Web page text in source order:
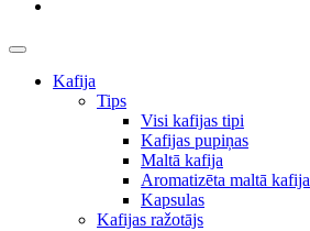
Kafija
Tips
Visi kafijas tipi
Kafijas pupiņas
Maltā kafija
Aromatizēta maltā kafija
Kapsulas
Kafijas ražotājs